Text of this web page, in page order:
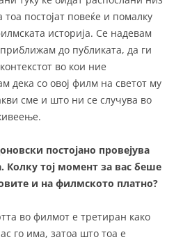
постојат повеќе и помалку
историја. Се надевам
до публиката, да ги
во кои ние
дека со овој филм на светот му
сме и што ни се случува во
постојано провејува
Колку тој момент за вас беше
и на филмското платно?
во филмот е третиран како
го има, затоа што тоа е